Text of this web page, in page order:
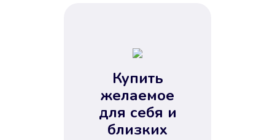
Купить
желаемое
для себя и
близких